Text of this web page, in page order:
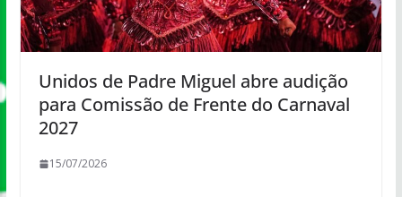
Unidos de Padre Miguel abre audição
para Comissão de Frente do Carnaval
2027
15/07/2026